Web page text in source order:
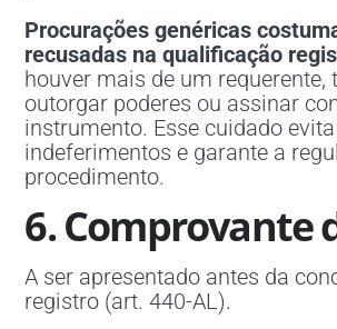
Procurações genéricas
recusadas na qualificação
houver mais de um requerente,
outorgar poderes ou assinar
instrumento. Esse cuidado evita
indeferimentos e garante a
procedimento.
6. Comprovante
A ser apresentado antes da
registro (art. 440-AL).